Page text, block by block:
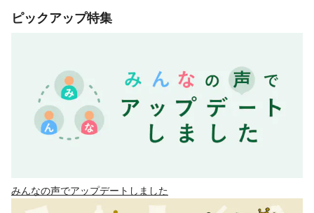
ピックアップ特集
みんなの声でアップデートしました